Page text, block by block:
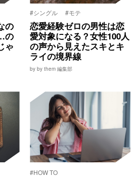
の
の
ゃ
#シングル #モテ
恋愛経験ゼロの男性は恋
愛対象になる？女性100人
の声から見えたスキとキ
ライの境界線
by by them 編集部
#HOW TO